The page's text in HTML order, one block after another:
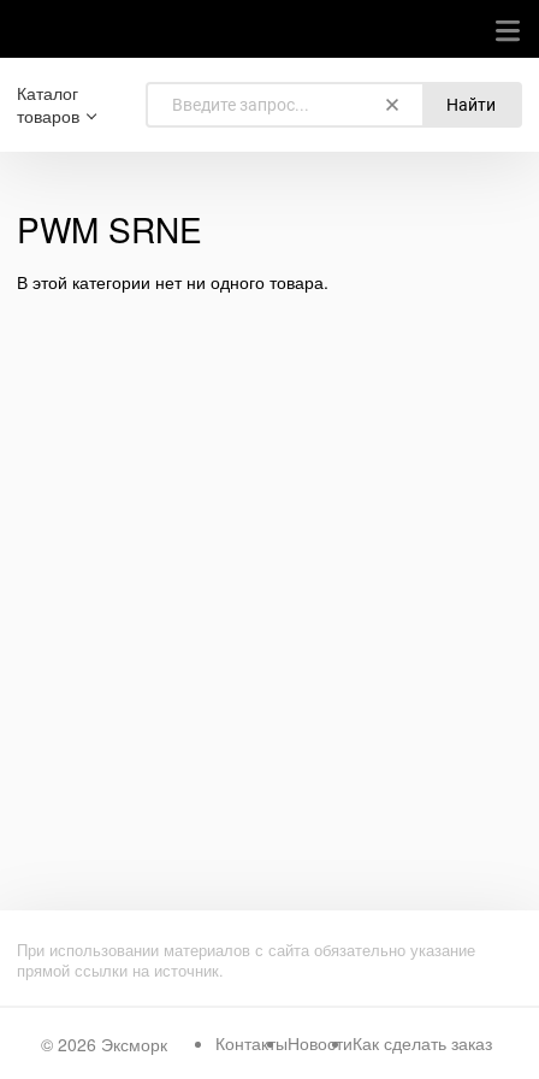
Каталог
товаров
Найти
PWM SRNE
В этой категории нет ни одного товара.
При использовании материалов с сайта обязательно указание
прямой ссылки на источник.
© 2026 Эксморк КонтактыНовостиКак сделать заказ